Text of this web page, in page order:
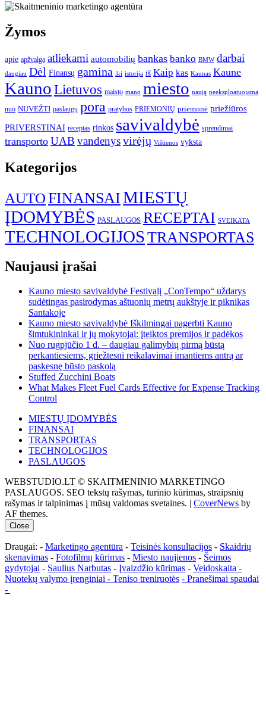
Žymos
apie apžvalga atliekami automobilių bankas banko BMW darbai
daugiau Dėl Finansų gamina iki istorija iš Kaip kas Kaunas Kaune
KaunoLietuvos maisto mano miesto naują neeksploatuojama
nuo NUVEŽTI paslaugų pora pratybos PRIEMONIŲ priemonė priežiūros
PRIVERSTINAI receptas rinkos savivaldybė sprendimai
transporto UAB vandenysvirėjų Vištienos vyksta
Kategorijos
AUTOFINANSAIMIESTŲ
ĮDOMYBĖS PASLAUGOS RECEPTAI SVEIKATA
TECHNOLOGIJOSTRANSPORTAS
Naujausi įrašai
Kauno miesto savivaldybė Festivalį „ConTempo“ uždarys
sudėtingas pasirodymas aštuonių metrų aukštyje ir piknikas
Santakoje
Kauno miesto savivaldybė Iškilmingai pagerbti Kauno
šimtukininkai ir jų mokytojai: įteiktos premijos ir padėkos
Nuo rugpjūčio 1 d. – daugiau galimybių pirmą būstą
perkantiesiems, griežtesni reikalavimai imantiems antrą ar
paskesnę būsto paskolą
Stuffed Zucchini Boats
What Makes Fleet Fuel Cards Effective for Expense Tracking
Control
MIESTŲ ĮDOMYBĖS
FINANSAI
TRANSPORTAS
TECHNOLOGIJOS
PASLAUGOS
WEBSTUDIO.LT © SKAITMENINIO MARKETINGO
PASLAUGOS. SEO tekstų rašymas, turinio kūrimas, straipsnių
rašymas ir talpinimas į mūsų valdomas svetaines. | CoverNews by
AF themes.
Close
Draugai: - Marketingo agentūra - Teisinės konsultacijos - Skaidrių
skenavimas - Fotofilmų kūrimas - Miesto naujienos - Šeimos
gydytojai - Saulius Narbutas - Įvaizdžio kūrimas - Veidoskaita -
Nuotekų valymo įrenginiai - Teniso treniruotės - Pranešimai spaudai
-